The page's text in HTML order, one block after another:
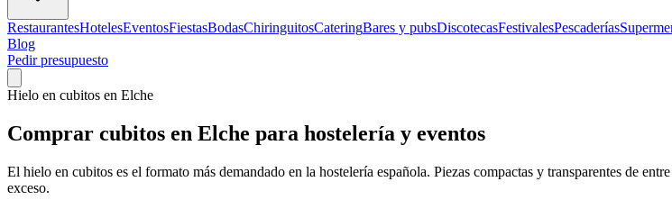
RestaurantesHotelesEventosFiestasBodasChiringuitosCateringBares y pubsDiscotecasFestivalesPescaderías
Blog
Pedir presupuesto
Hielo en cubitos en Elche
Comprar cubitos en Elche para hostelería y eventos
El hielo en cubitos es el formato más demandado en la hostelería española. Piezas compactas y transparentes de
exceso.